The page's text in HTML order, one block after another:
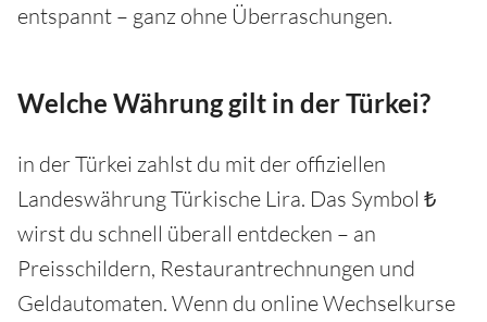
entspannt – ganz ohne Überraschungen.
Welche Währung gilt in der Türkei?
in der Türkei zahlst du mit der offiziellen
Landeswährung Türkische Lira. Das Symbol ₺
wirst du schnell überall entdecken – an
Preisschildern, Restaurantrechnungen und
Geldautomaten. Wenn du online Wechselkurse